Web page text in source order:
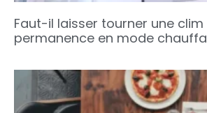
Faut-il laisser tourner une clim
permanence en mode